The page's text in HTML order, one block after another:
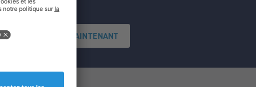
S'INSCRIRE MAINTENANT